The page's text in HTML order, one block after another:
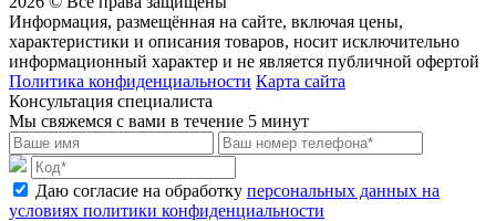
Информация, размещённая на сайте, включая цены,
характеристики и описания товаров, носит исключительно
информационный характер и не является публичной офертой
Политика конфиденциальности Карта сайта
Консультация специалиста
Мы свяжемся с вами в течение 5 минут
Даю согласие на обработку персональных данных на
условиях политики конфиденциальности